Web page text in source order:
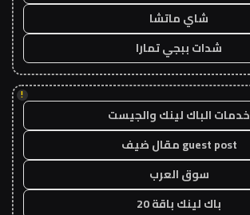
شاي ماتشا
شدات ببجي تمارا
!
خدمات الباك لينك والجيست
guest post مقال ضيف
سوق العرب
باك لينك باقة 20